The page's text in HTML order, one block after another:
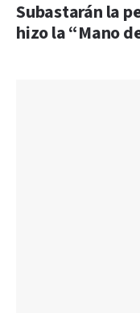
Subastarán la
hizo la “Mano